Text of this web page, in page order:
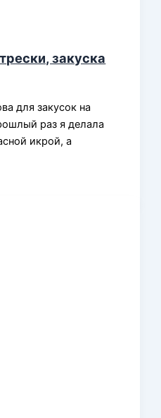
закуска
для закусок на
раз я делала
икрой, а